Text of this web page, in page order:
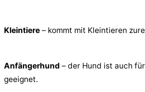
Kleintiere – kommt mit Kleintieren
Anfängerhund – der Hund ist auch
geeignet.